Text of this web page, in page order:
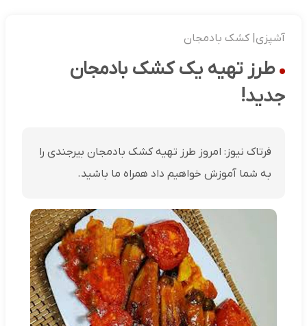
آشپزی| کشک بادمجان
طرز تهیه یک کشک بادمجان
جدید!
فرتاک نیوز: امروز طرز تهیه کشک بادمجان بیرجندی را
به شما آموزش خواهیم داد همراه ما باشید.